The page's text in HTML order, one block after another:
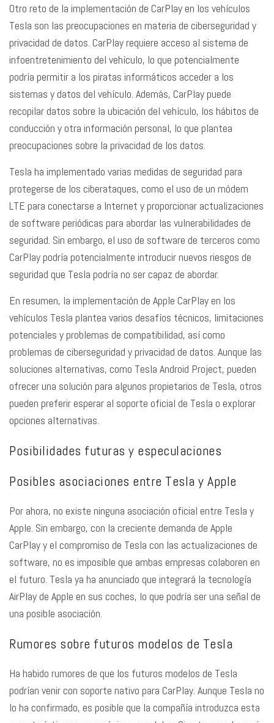
Otro reto de la implementación de CarPlay en los vehículos
Tesla son las preocupaciones en materia de ciberseguridad y
privacidad de datos. CarPlay requiere acceso al sistema de
infoentretenimiento del vehículo, lo que potencialmente
podría permitir a los piratas informáticos acceder a los
sistemas y datos del vehículo. Además, CarPlay puede
recopilar datos sobre la ubicación del vehículo, los hábitos de
conducción y otra información personal, lo que plantea
preocupaciones sobre la privacidad de los datos.
Tesla ha implementado varias medidas de seguridad para
protegerse de los ciberataques, como el uso de un módem
LTE para conectarse a Internet y proporcionar actualizaciones
de software periódicas para abordar las vulnerabilidades de
seguridad. Sin embargo, el uso de software de terceros como
CarPlay podría potencialmente introducir nuevos riesgos de
seguridad que Tesla podría no ser capaz de abordar.
En resumen, la implementación de Apple CarPlay en los
vehículos Tesla plantea varios desafíos técnicos, limitaciones
potenciales y problemas de compatibilidad, así como
problemas de ciberseguridad y privacidad de datos. Aunque las
soluciones alternativas, como Tesla Android Project, pueden
ofrecer una solución para algunos propietarios de Tesla, otros
pueden preferir esperar al soporte oficial de Tesla o explorar
opciones alternativas.
Posibilidades futuras y especulaciones
Posibles asociaciones entre Tesla y Apple
Por ahora, no existe ninguna asociación oficial entre Tesla y
Apple. Sin embargo, con la creciente demanda de Apple
CarPlay y el compromiso de Tesla con las actualizaciones de
software, no es imposible que ambas empresas colaboren en
el futuro. Tesla ya ha anunciado que integrará la tecnología
AirPlay de Apple en sus coches, lo que podría ser una señal de
una posible asociación.
Rumores sobre futuros modelos de Tesla
Ha habido rumores de que los futuros modelos de Tesla
podrían venir con soporte nativo para CarPlay. Aunque Tesla no
lo ha confirmado, es posible que la compañía introduzca esta